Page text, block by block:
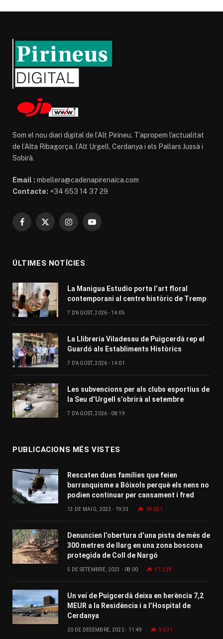
Som el nou diari digital de l’Alt Pirineu. T’apropem l’actualitat
de l’Alta Ribagorça, l’Alt Urgell, Cerdanya i els Pallars Jussà i
Sobirà.
Email : mbellera@cadenapirenaica.com
Contacte: +34 653 14 37 29
Facebook
X
InstagramYouTube
ÚLTIMES NOTÍCIES
La Manigua Estudio porta l’art floral
contemporani al centre històric de Tremp
7 D'AGOST, 2026 - 14:05
La Llibreria Viladesau de Puigcerdà rep el
Guardó als Establiments Històrics
7 D'AGOST, 2026 - 14:01
Les subvencions per als clubs esportius de
la Seu d’Urgell s’obrirà al setembre
7 D'AGOST, 2026 - 08:19
PUBLICACIONS MÉS VISTES
Rescaten dues famílies que feien
barranquisme a Bóixols perquè els nens no
podien continuar per cansament i fred
13 DE MAIG, 2023 - 19:33 18.031
Denuncien l’obertura d’una pista de més de
300 metres de llarg en una zona boscosa
protegida de Coll de Nargó
5 DE SETEMBRE, 2023 - 08:00 17.225
Un veí de Puigcerdà deixa en herència 7,2
MEUR a la Residència i a l’Hospital de
Cerdanya
20 DE DESEMBRE, 2022 - 11:49 9.531